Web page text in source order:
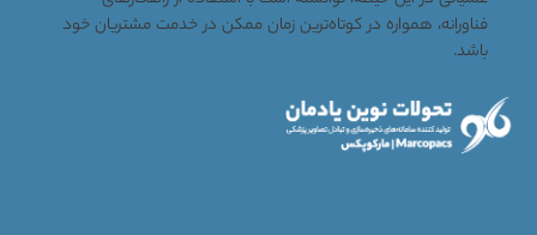
فناورانه، همواره در کوتاه‌ترین زمان ممکن در خدمت مشتریان خود
باشد.